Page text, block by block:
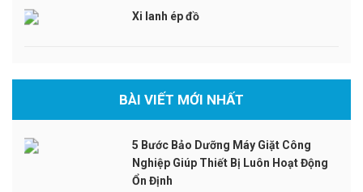
Xi lanh ép đồ
BÀI VIẾT MỚI NHẤT
5 Bước Bảo Dưỡng Máy Giặt Công
Nghiệp Giúp Thiết Bị Luôn Hoạt Động
Ổn Định